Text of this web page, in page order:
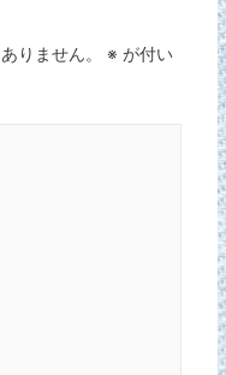
りません。 ※ が付い